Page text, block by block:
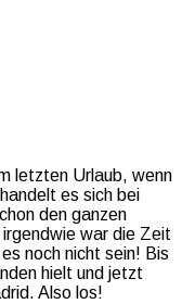
letzten Urlaub, wenn
es sich bei
den ganzen
war die Zeit
noch nicht sein! Bis
hielt und jetzt
Also los!